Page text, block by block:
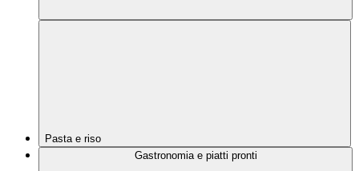
Pasta e riso
Gastronomia e piatti pronti